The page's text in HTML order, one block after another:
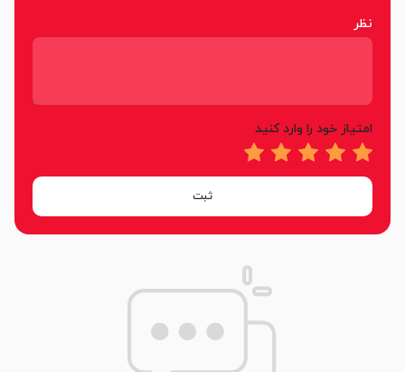
نظر
امتیاز خود را وارد کنید
ثبت